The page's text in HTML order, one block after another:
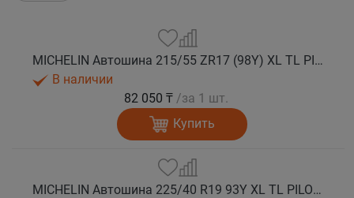
MICHELIN Автошина 215/55 ZR17 (98Y) XL TL PILOT SPORT 5 лето
В наличии
82 050 ₸ /за 1 шт.
Купить
MICHELIN Автошина 225/40 R19 93Y XL TL PILOT SPORT 5 * лето